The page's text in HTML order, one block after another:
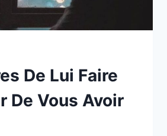
De Lui Faire
De Vous Avoir